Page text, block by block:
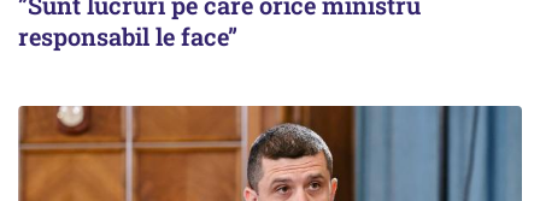
responsabil le face”